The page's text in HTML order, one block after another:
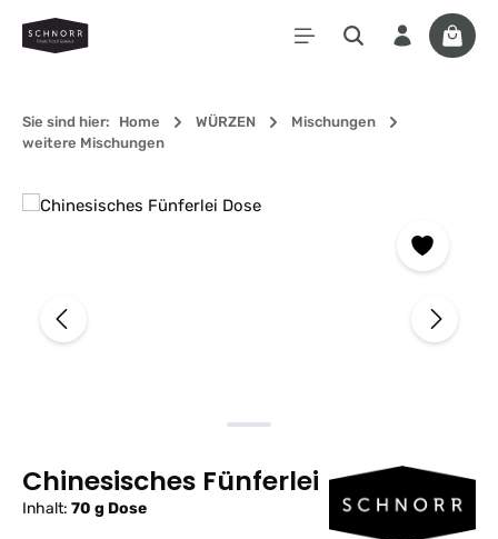
Zum Hauptinhalt springen
Sie sind hier: Home WÜRZEN
Mischungen
weitere Mischungen
Bildergalerie überspringen
Chinesisches Fünferlei
Inhalt: 70 g Dose